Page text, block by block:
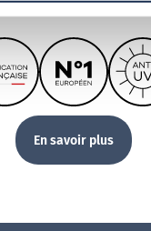
En savoir plus